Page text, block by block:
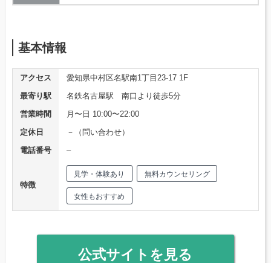
基本情報
アクセス
愛知県中村区名駅南1丁目23-17 1F
最寄り駅
名鉄名古屋駅 南口より徒歩5分
営業時間
月〜日 10:00〜22:00
定休日
－（問い合わせ）
電話番号
–
特徴
見学・体験あり 無料カウンセリング
女性もおすすめ
公式サイトを見る